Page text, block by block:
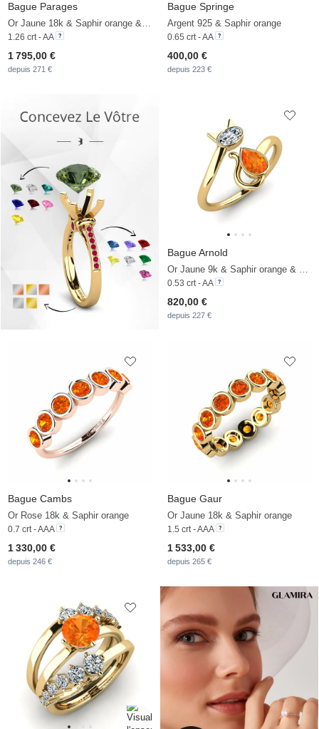
Bague Parages
Or Jaune 18k & Saphir orange & Zircon
1.26 crt - AA
1 795,00 €
depuis 271 €
Bague Springe
Argent 925 & Saphir orange
0.65 crt - AA
400,00 €
depuis 223 €
Bague Arnold
Or Jaune 9k & Saphir orange & Zircon
0.53 crt - AA
820,00 €
depuis 227 €
Bague Cambs
Or Rose 18k & Saphir orange
0.7 crt - AAA
1 330,00 €
depuis 246 €
Bague Gaur
Or Jaune 18k & Saphir orange
1.5 crt - AAA
1 533,00 €
depuis 265 €